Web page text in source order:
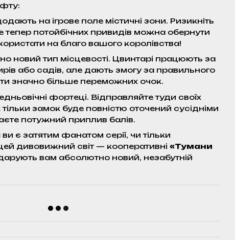
на ігрове поле містичні зони. Ризикніть
тепер потойбічних привидів можна обернути
на благо вашого королівства!
новий тип місцевості. Цвинтарі працюють за
або садів, але дають змогу за правильного
значно більше переможних очок.
фортеці. Відправляйте туди своїх
тільки замок буде повністю оточений сусідніми
потужний приплив балів.
є затятим фанатом серії, чи тільки
дивовижний світ — кооперативні «Тумани
вам абсолютно новий, незабутній